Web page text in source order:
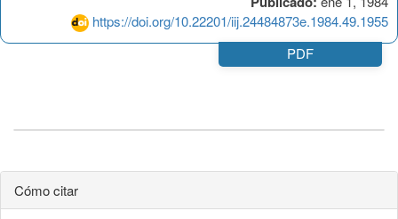
https://doi.org/10.22201/iij.24484873e.1984.49.1955
PDF
Cómo citar